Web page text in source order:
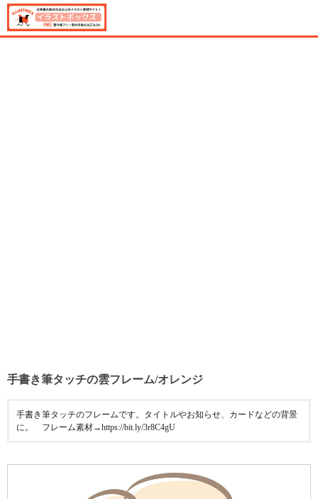
手書き筆タッチの雲フレーム/オレンジ
手書き筆タッチのフレームです。タイトルやお知らせ、カードなどの背景
に。 フレーム素材→https://bit.ly/3r8C4gU